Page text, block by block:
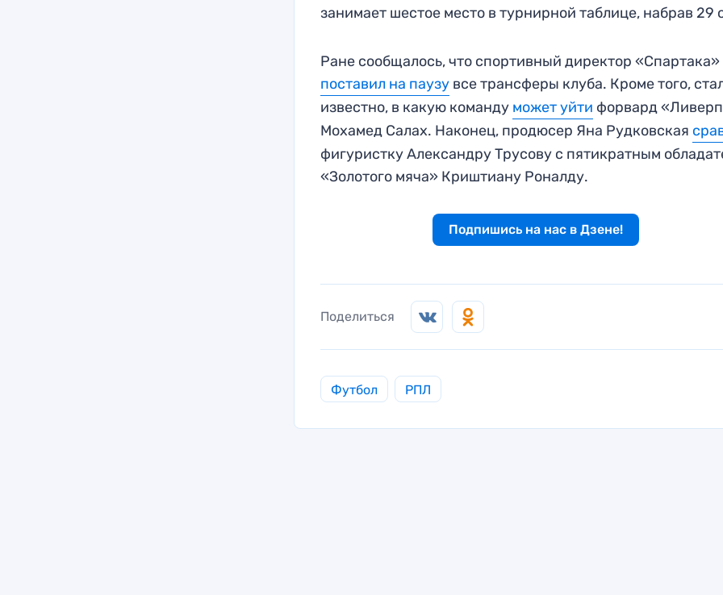
занимает шестое место в турнирной таблице, набрав 29
Ране сообщалось, что спортивный директор «Спартака»
поставил на паузу все трансферы клуба. Кроме того,
известно, в какую команду может уйти форвард
Мохамед Салах. Наконец, продюсер Яна Рудковская
фигуристку Александру Трусову с пятикратным
«Золотого мяча» Криштиану Роналду.
Подпишись на нас в Дзене!
Поделиться
Футбол РПЛ